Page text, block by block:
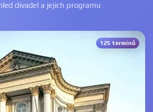
divadel a jejich programu
125 termínů